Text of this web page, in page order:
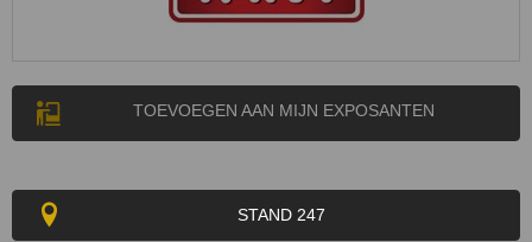
TOEVOEGEN AAN MIJN EXPOSANTEN
STAND 247